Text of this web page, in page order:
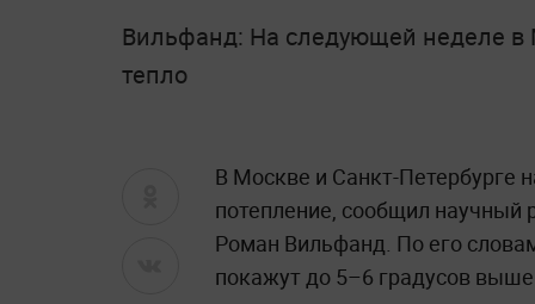
Вильфанд: На следующей неделе в
тепло
В Москве и Санкт-Петербурге
потепление, сообщил научный
Роман Вильфанд. По его
покажут до 5–6 градусов выше